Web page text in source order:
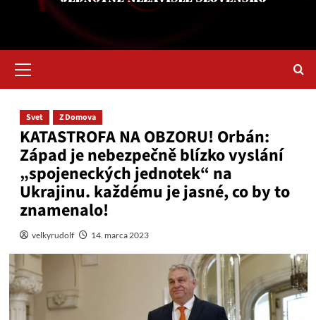
Menu
Svet Z Domova
KATASTROFA NA OBZORU! Orbán:
Západ je nebezpečně blízko vyslání
„spojeneckých jednotek“ na
Ukrajinu. každému je jasné, co by to
znamenalo!
velkyrudolf 14. marca 2023